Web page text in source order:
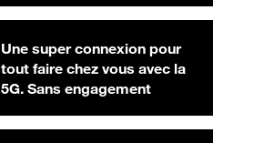
Une super connexion pour
tout faire chez vous avec la
5G. Sans engagement